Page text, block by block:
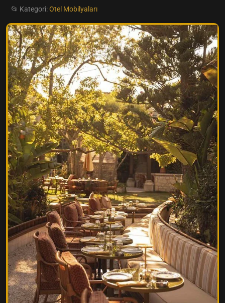
📂 Kategori:Otel Mobilyaları